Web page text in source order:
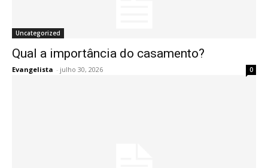
Uncategorized
Qual a importância do casamento?
Evangelista - julho 30, 2026 0